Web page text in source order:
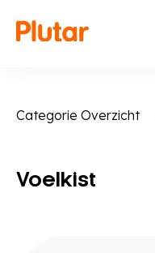
Categorie Overzicht
Voelkist